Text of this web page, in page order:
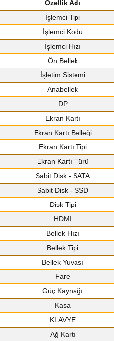
Özellik Adı
İşlemci Tipi
İşlemci Kodu
İşlemci Hızı
Ön Bellek
İşletim Sistemi
Anabellek
DP
Ekran Kartı
Ekran Kartı Belleği
Ekran Kartı Tipi
Ekran Kartı Türü
Sabit Disk - SATA
Sabit Disk - SSD
Disk Tipi
HDMI
Bellek Hızı
Bellek Tipi
Bellek Yuvası
Fare
Güç Kaynağı
Kasa
KLAVYE
Ağ Kartı